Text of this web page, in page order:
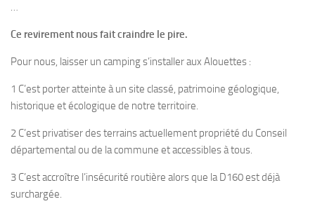
…
Ce revirement nous fait craindre le pire.
Pour nous, laisser un camping s’installer aux Alouettes :
1 C’est porter atteinte à un site classé, patrimoine géologique,
historique et écologique de notre territoire.
2 C’est privatiser des terrains actuellement propriété du Conseil
départemental ou de la commune et accessibles à tous.
3 C’est accroître l’insécurité routière alors que la D160 est déjà
surchargée.